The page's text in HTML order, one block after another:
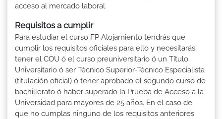
acceso al mercado laboral.
Requisitos a cumplir
Para estudiar el curso FP Alojamiento tendrás que
cumplir los requisitos oficiales para ello y necesitarás:
tener el COU ó el curso preuniversitario ó un Título
Universitario ó ser Técnico Superior-Técnico Especialista
(titulación oficial) ó tener aprobado el segundo curso de
bachillerato ó haber superado la Prueba de Acceso a la
Universidad para mayores de 25 años. En el caso de
que no cumplas ninguno de los requisitos anteriores